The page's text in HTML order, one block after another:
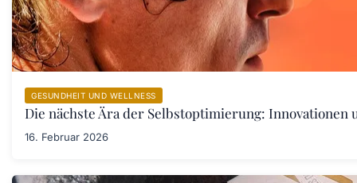
GESUNDHEIT UND WELLNESS
Die nächste Ära der Selbstoptimierung:
16. Februar 2026